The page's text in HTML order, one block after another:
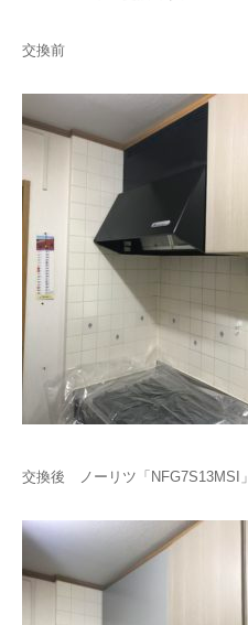
交換前
交換後 ノーリツ「NFG7S13MSI」